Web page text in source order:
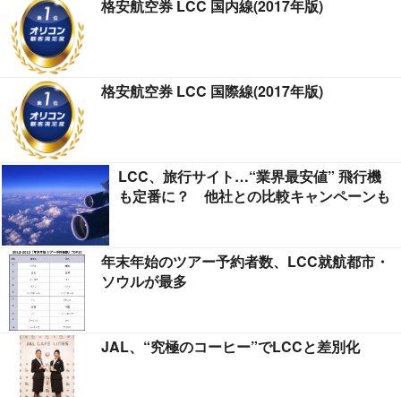
格安航空券 LCC 国内線(2017年版)
格安航空券 LCC 国際線(2017年版)
LCC、旅行サイト…“業界最安値” 飛行機
も定番に？ 他社との比較キャンペーンも
年末年始のツアー予約者数、LCC就航都市・
ソウルが最多
JAL、“究極のコーヒー”でLCCと差別化